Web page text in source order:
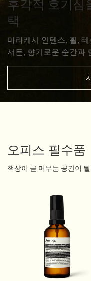
후각적 호기심
택
마라케시 인텐스, 휠,
서든, 향기로운 순간과
오피스 필수품
책상이 곧 머무는 공간이 될